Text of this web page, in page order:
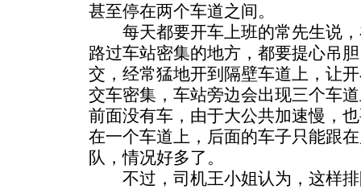
甚至停在两个车道之间。
每天都要开车上班的常先生说，
路过车站密集的地方，都要提心吊
交，经常猛地开到隔壁车道上，让
交车密集，车站旁边会出现三个车
前面没有车，由于大公共加速慢，
在一个车道上，后面的车子只能跟
队，情况好多了。
不过，司机王小姐认为，这样排